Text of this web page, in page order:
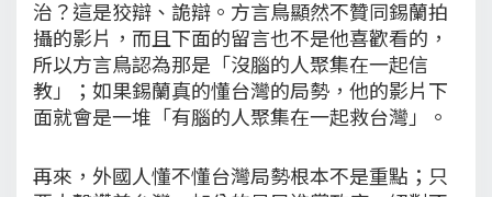
治？這是狡辯、詭辯。方言鳥顯然不贊同錫蘭拍
攝的影片，而且下面的留言也不是他喜歡看的，
所以方言鳥認為那是「沒腦的人聚集在一起信
教」；如果錫蘭真的懂台灣的局勢，他的影片下
面就會是一堆「有腦的人聚集在一起救台灣」。
再來，外國人懂不懂台灣局勢根本不是重點；只